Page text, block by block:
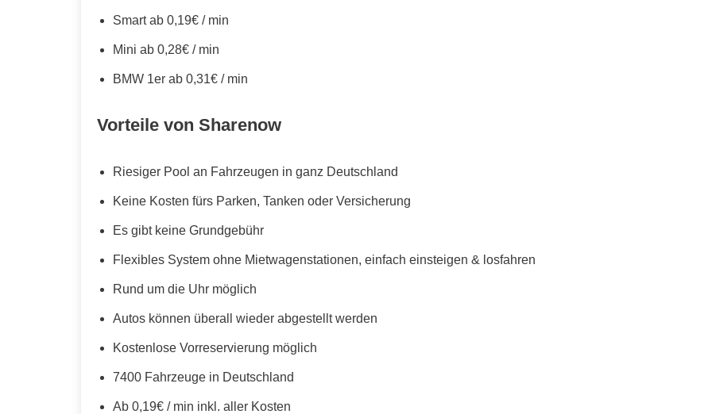
Smart ab 0,19€ / min
Mini ab 0,28€ / min
BMW 1er ab 0,31€ / min
Vorteile von Sharenow
Riesiger Pool an Fahrzeugen in ganz Deutschland
Keine Kosten fürs Parken, Tanken oder Versicherung
Es gibt keine Grundgebühr
Flexibles System ohne Mietwagenstationen, einfach einsteigen & losfahren
Rund um die Uhr möglich
Autos können überall wieder abgestellt werden
Kostenlose Vorreservierung möglich
7400 Fahrzeuge in Deutschland
Ab 0,19€ / min inkl. aller Kosten